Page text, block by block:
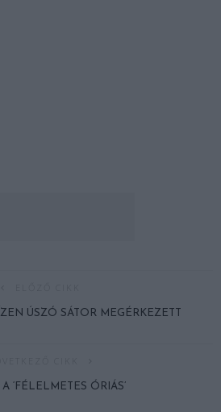
ÚSZÓ SÁTOR MEGÉRKEZETT
‘FÉLELMETES ÓRIÁS’